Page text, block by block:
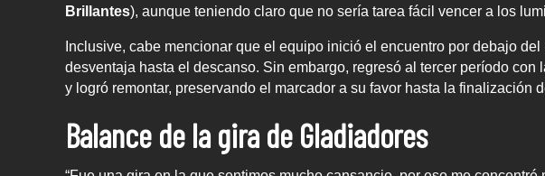
Brillantes), aunque teniendo claro que no sería tarea fácil vencer a los
Inclusive, cabe mencionar que el equipo inició el encuentro por debajo
desventaja hasta el descanso. Sin embargo, regresó al tercer período con
y logró remontar, preservando el marcador a su favor hasta la finalización
Balance de la gira de Gladiadores